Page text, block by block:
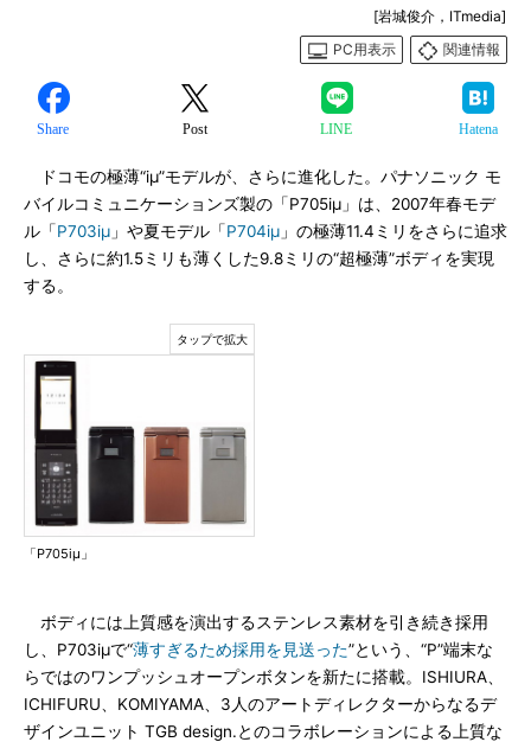
[岩城俊介，ITmedia]
PC用表示
関連情報
Share Post LINE Hatena
ドコモの極薄“iμ”モデルが、さらに進化した。パナソニック モ
バイルコミュニケーションズ製の「P705iμ」は、2007年春モデ
ル「P703iμ 」や夏モデル「P704iμ 」の極薄11.4ミリをさらに追求
し、さらに約1.5ミリも薄くした9.8ミリの“超極薄”ボディを実現
する。
「P705iμ」
ボディには上質感を演出するステンレス素材を引き続き採用
し、P703iμで“薄すぎるため採用を見送った”という、“P”端末な
らではのワンプッシュオープンボタンを新たに搭載。ISHIURA、
ICHIFURU、KOMIYAMA、3人のアートディレクターからなるデ
ザインユニット TGB design.とのコラボレーションによる上質な